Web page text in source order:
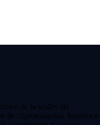
de la wallet del
de criptomonedas. Introduce